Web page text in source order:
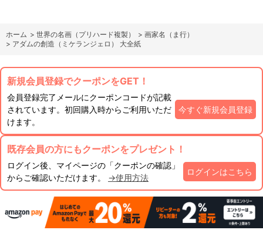
ホーム > 世界の名画（プリハード複製） > 画家名（ま行）
> アダムの創造（ミケランジェロ） 大全紙
新規会員登録でクーポンをGET！
会員登録完了メールにクーポンコードが記載
されています。初回購入時からご利用いただ
けます。
今すぐ新規会員登録
既存会員の方にもクーポンをプレゼント！
ログイン後、マイページの「クーポンの確認」
からご確認いただけます。 →使用方法
ログインはこちら